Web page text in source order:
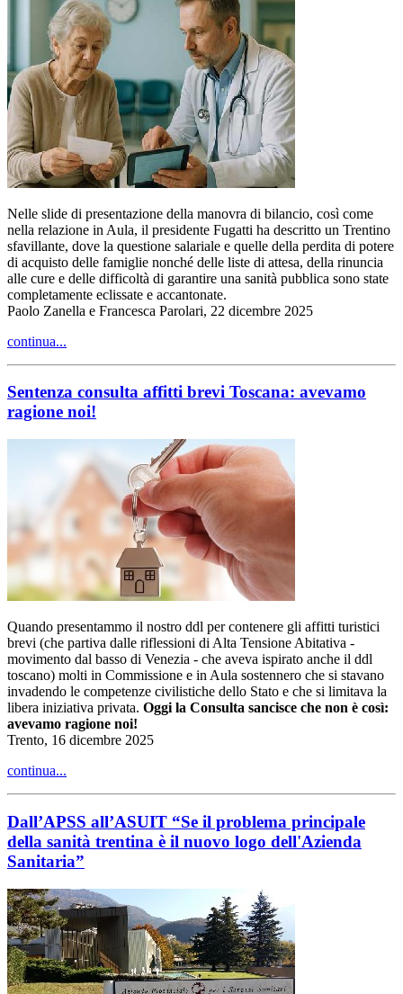
Nelle slide di presentazione della manovra di bilancio, così come
nella relazione in Aula, il presidente Fugatti ha descritto un Trentino
sfavillante, dove la questione salariale e quelle della perdita di potere
di acquisto delle famiglie nonché delle liste di attesa, della rinuncia
alle cure e delle difficoltà di garantire una sanità pubblica sono state
completamente eclissate e accantonate.
Paolo Zanella e Francesca Parolari, 22 dicembre 2025
continua...
Sentenza consulta affitti brevi Toscana: avevamo
ragione noi!
Quando presentammo il nostro ddl per contenere gli affitti turistici
brevi (che partiva dalle riflessioni di Alta Tensione Abitativa -
movimento dal basso di Venezia - che aveva ispirato anche il ddl
toscano) molti in Commissione e in Aula sostennero che si stavano
invadendo le competenze civilistiche dello Stato e che si limitava la
libera iniziativa privata. Oggi la Consulta sancisce che non è così:
avevamo ragione noi!
Trento, 16 dicembre 2025
continua...
Dall’APSS all’ASUIT “Se il problema principale
della sanità trentina è il nuovo logo dell'Azienda
Sanitaria”